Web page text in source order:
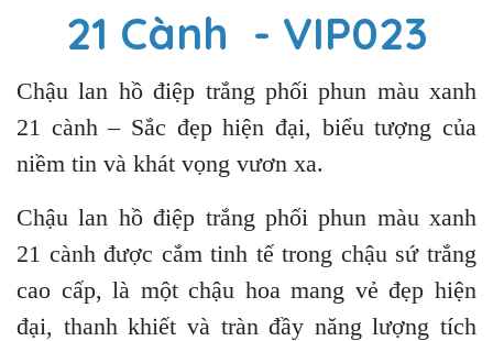
21 Cành - VIP023
Chậu lan hồ điệp trắng phối phun màu xanh
21 cành – Sắc đẹp hiện đại, biểu tượng của
niềm tin và khát vọng vươn xa.
Chậu lan hồ điệp trắng phối phun màu xanh
21 cành được cắm tinh tế trong chậu sứ trắng
cao cấp, là một chậu hoa mang vẻ đẹp hiện
đại, thanh khiết và tràn đầy năng lượng tích